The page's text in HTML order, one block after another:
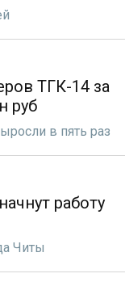
ТГК-14 за
руб
в пять раз
работу
Читы